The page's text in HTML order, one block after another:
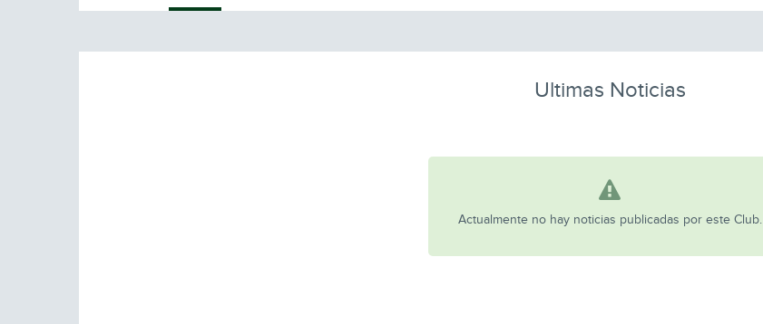
Ultimas Noticias
Actualmente no hay noticias publicadas por este Club.